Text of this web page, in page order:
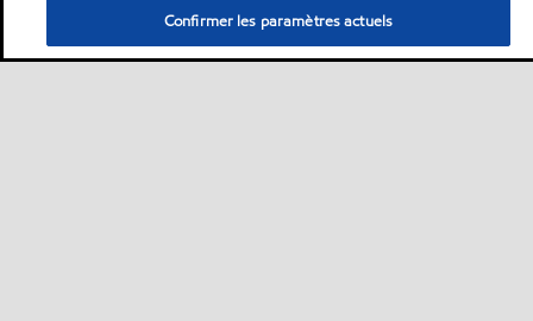
Confirmer les paramètres actuels